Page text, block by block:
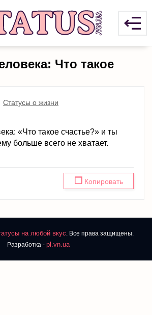
Что такое
Статусы о жизни
«Что такое счастье?» и ты
больше всего не хватает.
❐ Копировать
на любой вкус. Все права защищены.
Разработка - pl.vn.ua